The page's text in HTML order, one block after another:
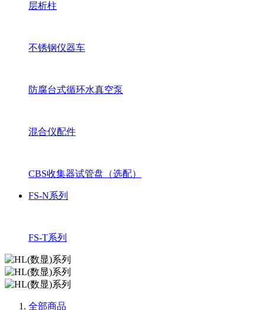
层析柱
不锈钢仪器车
防腐台式循环水真空泵
混合仪配件
CBS收集器试管盘（选配）
FS-N系列
FS-T系列
全部商品